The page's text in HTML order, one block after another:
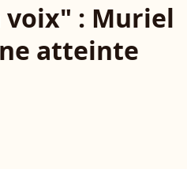
voix" : Muriel
atteinte